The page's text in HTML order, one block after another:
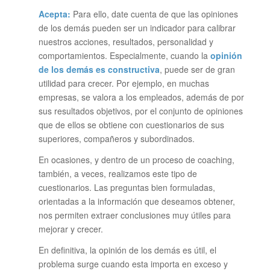
Acepta: Para ello, date cuenta de que las opiniones
de los demás pueden ser un indicador para calibrar
nuestros acciones, resultados, personalidad y
comportamientos. Especialmente, cuando la opinión
de los demás es constructiva, puede ser de gran
utilidad para crecer. Por ejemplo, en muchas
empresas, se valora a los empleados, además de por
sus resultados objetivos, por el conjunto de opiniones
que de ellos se obtiene con cuestionarios de sus
superiores, compañeros y subordinados.
En ocasiones, y dentro de un proceso de coaching,
también, a veces, realizamos este tipo de
cuestionarios. Las preguntas bien formuladas,
orientadas a la información que deseamos obtener,
nos permiten extraer conclusiones muy útiles para
mejorar y crecer.
En definitiva, la opinión de los demás es útil, el
problema surge cuando esta importa en exceso y